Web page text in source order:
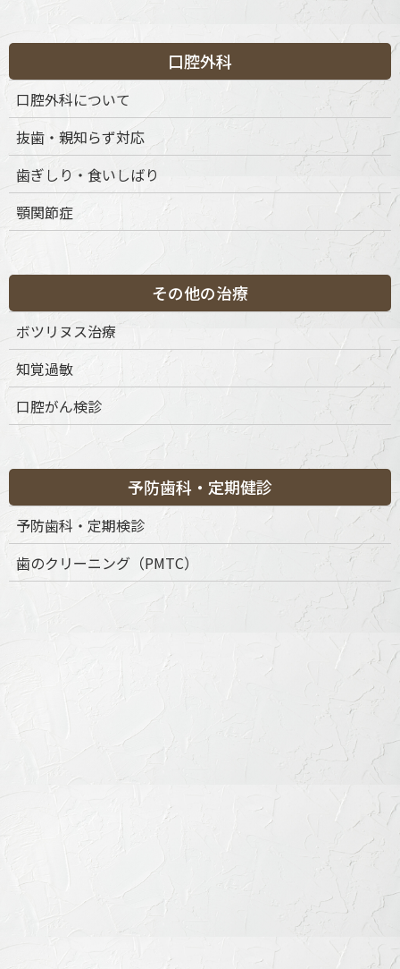
当院で扱う主なセラミック素材
審美性・耐久性・安全性を兼ね備えた素材を
オールセラミック（e.max®など）
100％セラミック素材
高い透明感・審美性が特徴
前歯や審美性が求められる部位に適する
ジルコニアセラミック
セラミックの中でも特に高い強度を誇る
臼歯部やブリッジなど力のかかる部位に適する
審美性も兼ね備え、長期間変色しにくい
セラミックと樹脂の複合素材
保険外治療の中では比較的リーズナブル
適度な柔軟性があり、対合歯に優しい
症例やご希望に応じて最適な素材をご提案し、歯科技工士と連
携して色調・形態も細かく調整いたします。
口腔外科
口腔外科について
抜歯・親知らず対応
歯ぎしり・食いしばり
顎関節症
その他の治療
ボツリヌス治療
知覚過敏
口腔がん検診
予防歯科・定期健診
予防歯科・定期検診
歯のクリーニング（PMTC）